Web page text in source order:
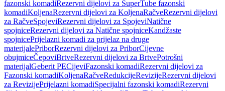
fazonski komadiRezervni dijelovi za SuperTube fazonski
komadiKoljenaRezervni dijelovi za KoljenaRačveRezervni dijelovi
za RačveSpojeviRezervni dijelovi za SpojeviNatične
spojniceRezervni dijelovi za Natične spojniceKandžaste
spojnicePrijelazni komadi za prijelaz na druge
materijalePriborRezervni dijelovi za PriborCijevne
obujmiceČepoviBrtveRezervni dijelovi za BrtvePotrošni
materijalGeberit PECijeviFazonski komadiRezervni dijelovi za
Fazonski komadiKoljenaRačveRedukcijeRevizijeRezervni dijelovi
za RevizijePrijelazni komadiSpecijalni fazonski komadiRezervni